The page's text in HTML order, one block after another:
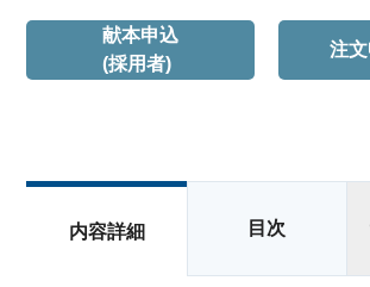
献本申込
(採用者)
注
内容詳細 目次